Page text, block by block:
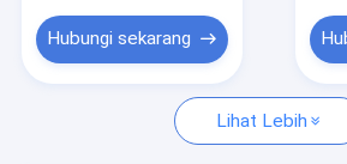
Bagian Stamping Logam Presisi
Bagian stamping logam khusus
Hubungi sekarang
Lihat Lebih